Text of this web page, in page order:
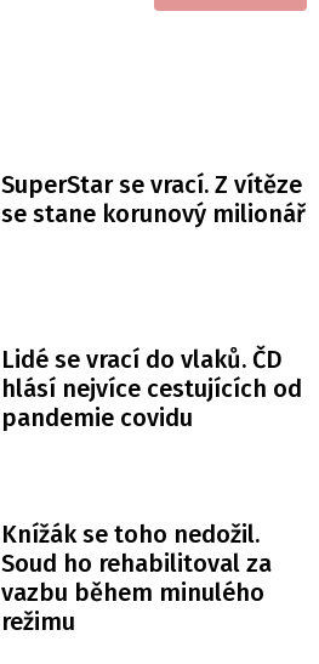
SuperStar se vrací. Z vítěze
se stane korunový milionář
Lidé se vrací do vlaků. ČD
hlásí nejvíce cestujících od
pandemie covidu
Knížák se toho nedožil.
Soud ho rehabilitoval za
vazbu během minulého
režimu